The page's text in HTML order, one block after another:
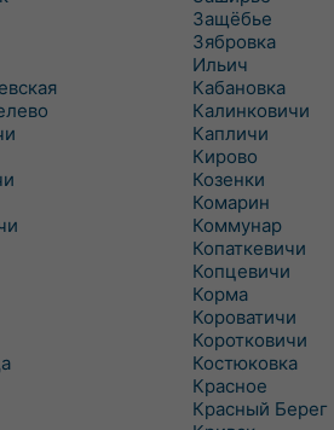
Защёбье
Зябровка
Ильич
Кабановка
Калинковичи
Капличи
Кирово
Козенки
Комарин
Коммунар
Копаткевичи
Копцевичи
Корма
Короватичи
Коротковичи
Костюковка
Красное
Красный Берег